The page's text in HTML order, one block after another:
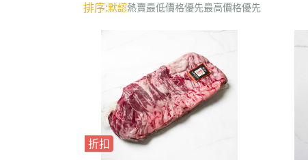
排序:默認熱賣最低價格優先最高價格優先
折扣